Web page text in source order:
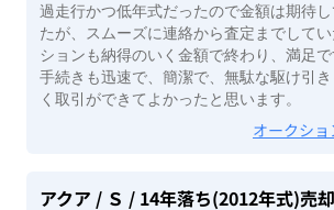
過走行かつ低年式だったので金額は期待
たが、スムーズに連絡から査定までして
ションも納得のいく金額で終わり、満足で
手続きも迅速で、簡潔で、無駄な駆け引
く取引ができてよかったと思います。
オークシ
アクア / Ｓ / 14年落ち(2012年式)売